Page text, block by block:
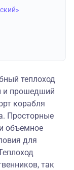
теплоход
и прошедший
корабля
Просторные
объемное
для
так